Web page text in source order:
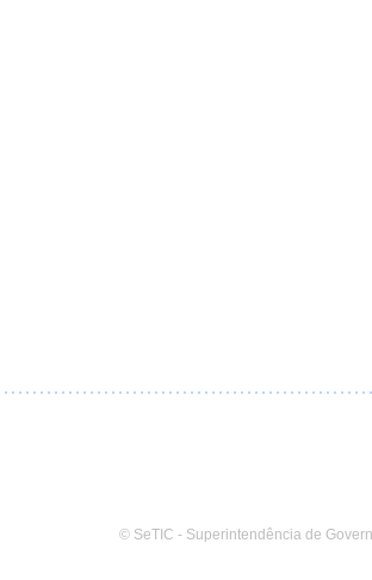
© SeTIC - Superintendência de